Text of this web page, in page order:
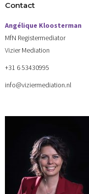
Contact
Angélique Kloosterman
MfN Registermediator
Vizier Mediation
+31 6 53430995
info@viziermediation.nl